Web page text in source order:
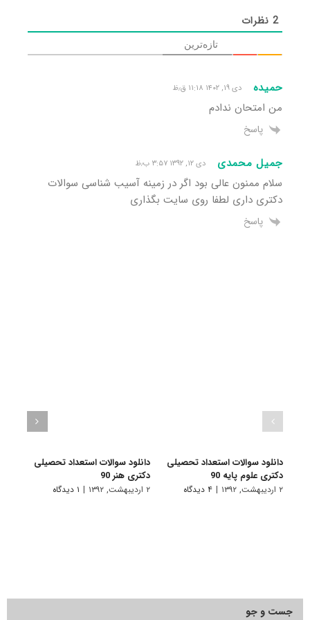
2نظرات
تازه‌ترین
حمیده دی ۱۹, ۱۴۰۲ ۱۱:۱۸ ق٫ظ
من امتحان ندادم
پاسخ
جمیل محمدی دی ۱۲, ۱۳۹۲ ۳:۵۷ ب٫ظ
سلام ممنون عالی بود اگر در زمینه آسیب شناسی سوالات
دکتری داری لطفا روی سایت بگذاری
پاسخ
دانلود سوالات استعداد تحصیلی
دکتری علوم پایه 90
۲ اردیبهشت, ۱۳۹۲ | ۴ دیدگاه
دانلود سوالات استعداد تحصیلی
دکتری هنر 90
۲ اردیبهشت, ۱۳۹۲ | ۱ دیدگاه
جست و جو